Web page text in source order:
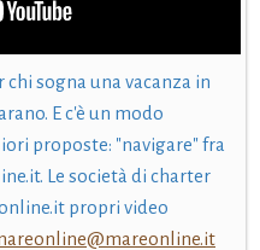
sogna una vacanza in
E c'è un modo
proposte: "navigare" fra
Le società di charter
propri video